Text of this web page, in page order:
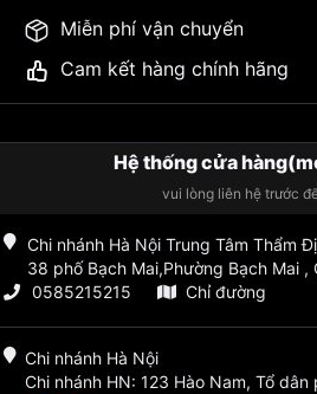
Miễn phí vận chuyển
Cam kết hàng chính hãng
Hệ thống cửa
vui lòng liên hệ trước
Chi nhánh Hà Nội Trung Tâm Thẩm
38 phố Bạch Mai,Phường Bạch Mai ,
0585215215
Chỉ đường
Chi nhánh Hà Nội
Chi nhánh HN: 123 Hào Nam, Tổ